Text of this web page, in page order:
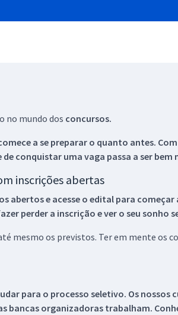
no mundo dos concursos.
a se preparar o quanto antes.
conquistar uma vaga passa a ser bem
inscrições abertas
abertos e acesse o edital para
perder a inscrição e ver o seu sonho
mesmo os previstos. Ter em mente os
para o processo seletivo. Os
bancas organizadoras trabalham.